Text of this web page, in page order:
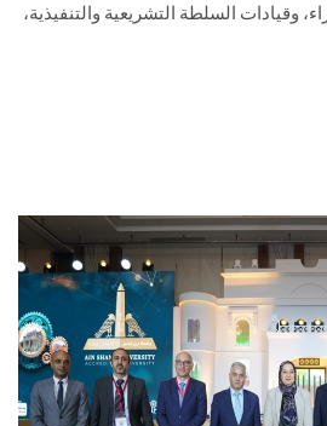
وقيادات السلطة التشريعية والتنفيذية،